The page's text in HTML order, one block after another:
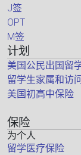
J签
OPT
M签
计划
美国公民出国留
留学生家属和访
美国初高中保险
保险
为个人
留学医疗保险